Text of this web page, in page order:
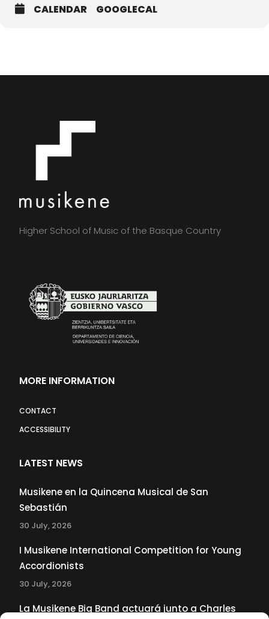
CALENDAR GOOGLECAL
Higher School of Music of the Basque Country
MORE INFORMATION
CONTACT
ACCESSIBILITY
LATEST NEWS
Musikene en la Quincena Musical de San
Sebastián
30 July, 2026
I Musikene International Competition for Young
Accordionists
30 July, 2026
La Musikene Big Band actuará junto a Charles